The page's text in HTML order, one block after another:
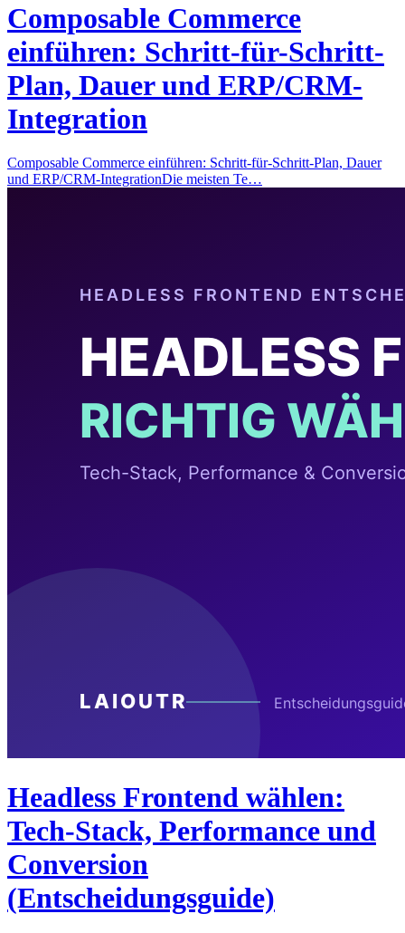
Composable Commerce
einführen: Schritt-für-Schritt-
Plan, Dauer und ERP/CRM-
Integration
Composable Commerce einführen: Schritt-für-Schritt-Plan, Dauer
und ERP/CRM-IntegrationDie meisten Te…
Headless Frontend wählen:
Tech-Stack, Performance und
Conversion
(Entscheidungsguide)